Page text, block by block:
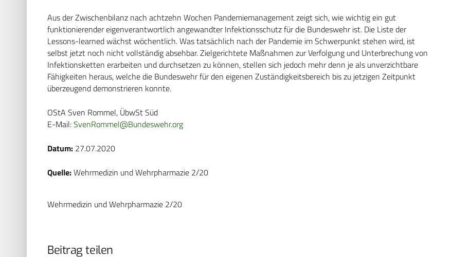
Aus der Zwischenbilanz nach achtzehn Wochen Pandemiemanagement zeigt sich, wie wichtig ein gut
funktionierender eigenverantwortlich angewandter Infektionsschutz für die Bundeswehr ist. Die Liste der
Lessons-learned wächst wöchentlich. Was tatsächlich nach der Pandemie im Schwerpunkt stehen wird, ist
selbst jetzt noch nicht vollständig absehbar. Zielgerichtete Maßnahmen zur Verfolgung und Unterbrechung von
Infektionsketten erarbeiten und durchsetzen zu können, stellen sich jedoch mehr denn je als unverzichtbare
Fähigkeiten heraus, welche die Bundeswehr für den eigenen Zuständigkeitsbereich bis zu jetzigen Zeitpunkt
überzeugend demonstrieren konnte.
OStA Sven Rommel, ÜbwSt Süd
E-Mail:SvenRommel@Bundeswehr.org
Datum: 27.07.2020
Quelle:Wehrmedizin und Wehrpharmazie 2/20
Wehrmedizin und Wehrpharmazie 2/20
Beitrag teilen